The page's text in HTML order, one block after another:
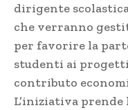
dirigente
che verranno
per favorire la
studenti ai
contributo
L’iniziativa